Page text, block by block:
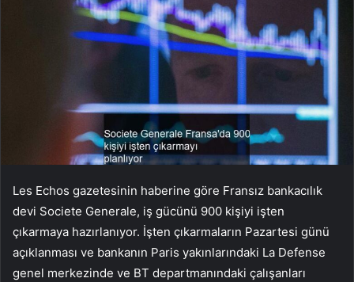
Les Echos gazetesinin haberine göre Fransız bankacılık
devi Societe Generale, iş gücünü 900 kişiyi işten
çıkarmaya hazırlanıyor. İşten çıkarmaların Pazartesi günü
açıklanması ve bankanın Paris yakınlarındaki La Defense
genel merkezinde ve BT departmanındaki çalışanları